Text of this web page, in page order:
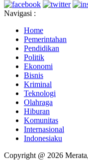
Navigasi :
Home
Pemerintahan
Pendidikan
Politik
Ekonomi
Bisnis
Kriminal
Teknologi
Olahraga
Hiburan
Komunitas
Internasional
Indonesiaku
Copyright @ 2026